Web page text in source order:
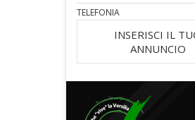
TELEFONIA
INSERISCI IL
ANNUNCIO